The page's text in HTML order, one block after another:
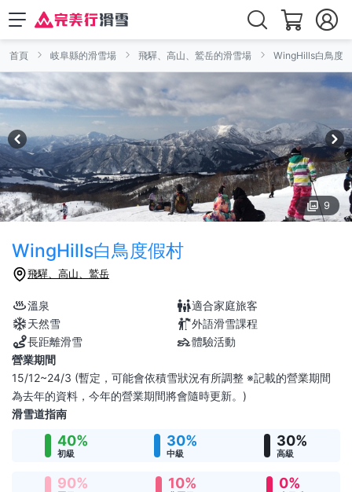
首頁 岐阜縣的滑雪場 飛驒、高山、鷲岳的滑雪場 WingHills白鳥度
9
WingHills白鳥度假村
飛驒、高山、鷲岳
溫泉
適合家庭旅客
天然雪
外語滑雪課程
長距離滑雪
體驗活動
營業期間
15/12~24/3 (暫定，可能會依積雪狀況有所調整 ※記載的營業期間
為去年的資料，今年的營業期間將會隨時更新。)
滑雪道指南
40%
初級
30%
中級
30%
高級
90% 10% 0%